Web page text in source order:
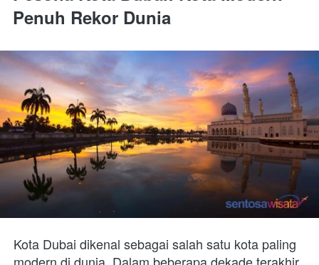
Penuh Rekor Dunia
Kota Dubai dikenal sebagai salah satu kota paling